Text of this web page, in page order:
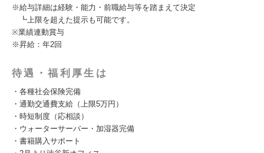
※給与詳細は経験・能力・前職給与等を踏まえて決定
┗上限を超えた提示も可能です。
※業績連動賞与
※昇給：年2回
待遇・福利厚生は
・各種社会保険完備
・通勤交通費支給（上限5万円）
・時短制度（応相談）
・ウォーターサーバー・加湿器完備
・書籍購入サポート